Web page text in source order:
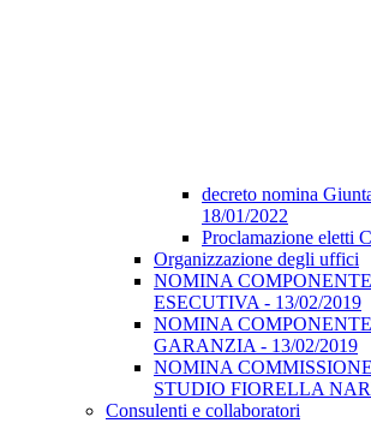
decreto nomina
18/01/2022
Proclamazione eletti
Organizzazione degli uffici
NOMINA
ESECUTIVA - 13/02/2019
NOMINA
GARANZIA - 13/02/2019
NOMINA
STUDIO FIORELLA
Consulenti e collaboratori